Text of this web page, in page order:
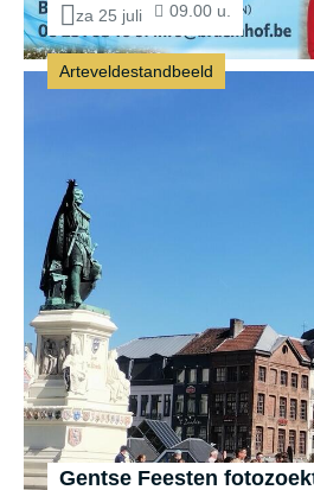
za 25 juli 09.00 u.
Gentse Feesten
Arteveldestandbeeld